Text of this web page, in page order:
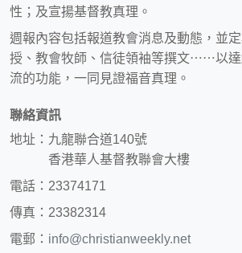
性；及宣揚基督教真理。
週報內容包括報道教會消息及動態，並
授、教會牧師、信徒領袖等撰文⋯⋯以達
流的功能，一同見證福音真理。
聯絡資訊
地址：九龍聯合道140號
香港華人基督教聯會大樓
電話：23374171
傳真：23382314
電郵： info@christianweekly.net